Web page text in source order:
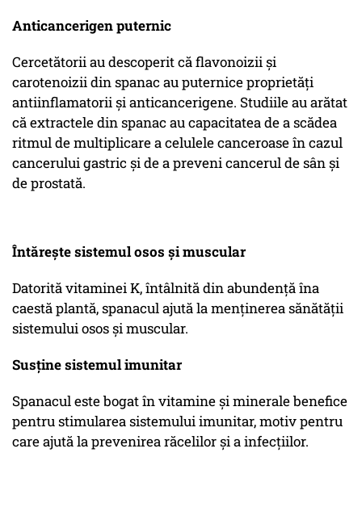
Anticancerigen puternic
Cercetătorii au descoperit că flavonoizii şi
carotenoizii din spanac au puternice proprietăţi
antiinflamatorii şi anticancerigene. Studiile au arătat
că extractele din spanac au capacitatea de a scădea
ritmul de multiplicare a celulele canceroase în cazul
cancerului gastric şi de a preveni cancerul de sân şi
de prostată.
Întăreşte sistemul osos şi muscular
Datorită vitaminei K, întâlnită din abundenţă îna
caestă plantă, spanacul ajută la menţinerea sănătăţii
sistemului osos şi muscular.
Susţine sistemul imunitar
Spanacul este bogat în vitamine şi minerale benefice
pentru stimularea sistemului imunitar, motiv pentru
care ajută la prevenirea răcelilor şi a infecţiilor.